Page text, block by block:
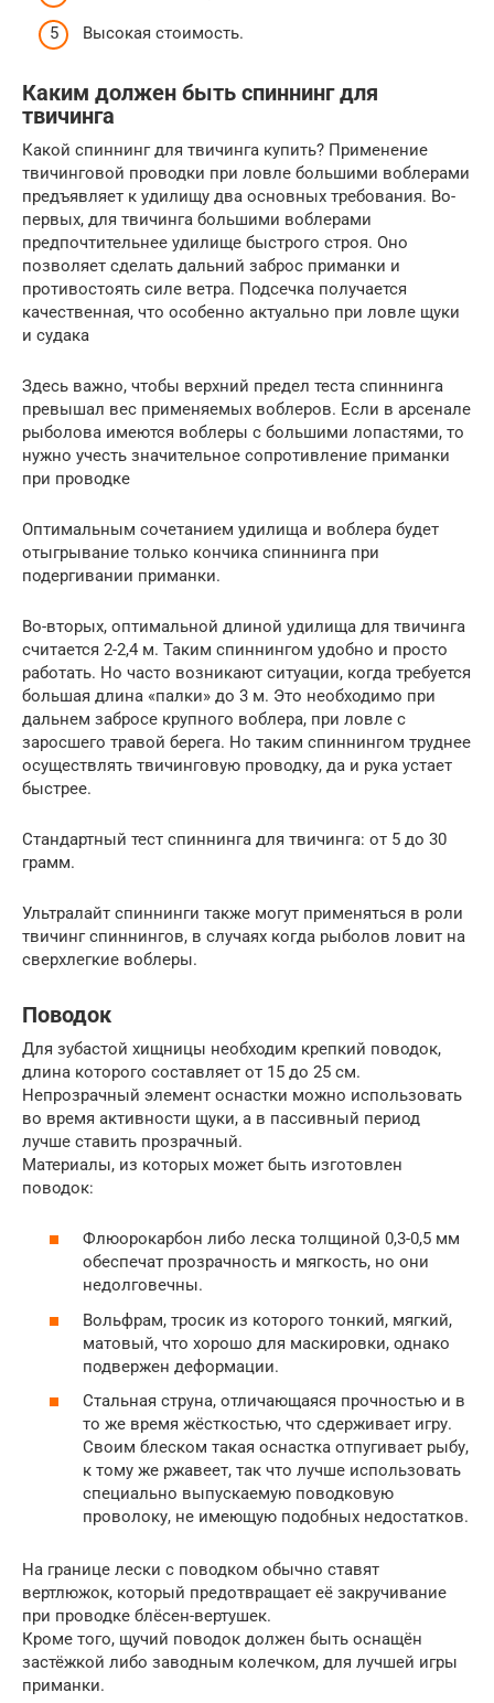
Высокая стоимость.
Каким должен быть спиннинг для
твичинга
Какой спиннинг для твичинга купить? Применение
твичинговой проводки при ловле большими воблерами
предъявляет к удилищу два основных требования. Во-
первых, для твичинга большими воблерами
предпочтительнее удилище быстрого строя. Оно
позволяет сделать дальний заброс приманки и
противостоять силе ветра. Подсечка получается
качественная, что особенно актуально при ловле щуки
и судака
Здесь важно, чтобы верхний предел теста спиннинга
превышал вес применяемых воблеров. Если в арсенале
рыболова имеются воблеры с большими лопастями, то
нужно учесть значительное сопротивление приманки
при проводке
Оптимальным сочетанием удилища и воблера будет
отыгрывание только кончика спиннинга при
подергивании приманки.
Во-вторых, оптимальной длиной удилища для твичинга
считается 2-2,4 м. Таким спиннингом удобно и просто
работать. Но часто возникают ситуации, когда требуется
большая длина «палки» до 3 м. Это необходимо при
дальнем забросе крупного воблера, при ловле с
заросшего травой берега. Но таким спиннингом труднее
осуществлять твичинговую проводку, да и рука устает
быстрее.
Стандартный тест спиннинга для твичинга: от 5 до 30
грамм.
Ультралайт спиннинги также могут применяться в роли
твичинг спиннингов, в случаях когда рыболов ловит на
сверхлегкие воблеры.
Поводок
Для зубастой хищницы необходим крепкий поводок,
длина которого составляет от 15 до 25 см.
Непрозрачный элемент оснастки можно использовать
во время активности щуки, а в пассивный период
лучше ставить прозрачный.
Материалы, из которых может быть изготовлен
поводок:
Флюорокарбон либо леска толщиной 0,3-0,5 мм
обеспечат прозрачность и мягкость, но они
недолговечны.
Вольфрам, тросик из которого тонкий, мягкий,
матовый, что хорошо для маскировки, однако
подвержен деформации.
Стальная струна, отличающаяся прочностью и в
то же время жёсткостью, что сдерживает игру.
Своим блеском такая оснастка отпугивает рыбу,
к тому же ржавеет, так что лучше использовать
специально выпускаемую поводковую
проволоку, не имеющую подобных недостатков.
На границе лески с поводком обычно ставят
вертлюжок, который предотвращает её закручивание
при проводке блёсен-вертушек.
Кроме того, щучий поводок должен быть оснащён
застёжкой либо заводным колечком, для лучшей игры
приманки.